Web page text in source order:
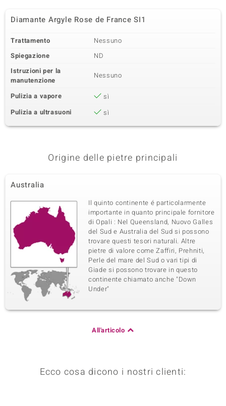
Diamante Argyle Rose de France SI1
Trattamento
Nessuno
Spiegazione
ND
Istruzioni per la
manutenzione
Nessuno
Pulizia a vapore
sì
Pulizia a ultrasuoni
sì
Origine delle pietre principali
Australia
Il quinto continente é particolarmente
importante in quanto principale fornitore
di Opali : Nel Queensland, Nuovo Galles
del Sud e Australia del Sud si possono
trovare questi tesori naturali. Altre
pietre di valore come Zaffiri, Prehniti,
Perle del mare del Sud o vari tipi di
Giade si possono trovare in questo
continente chiamato anche "Down
Under"
All'articolo
Ecco cosa dicono i nostri clienti: